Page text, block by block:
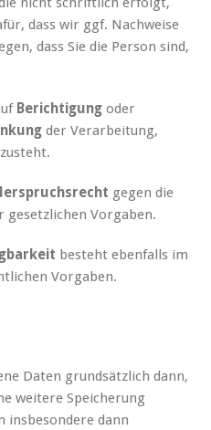
dass wir ggf. Nachweise
dass Sie die Person sind,
Berichtigung oder
der Verarbeitung,
gegen die
gesetzlichen Vorgaben.
besteht ebenfalls im
Vorgaben.
Daten grundsätzlich dann,
weitere Speicherung
insbesondere dann